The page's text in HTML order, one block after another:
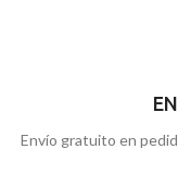
Envío gratuito en